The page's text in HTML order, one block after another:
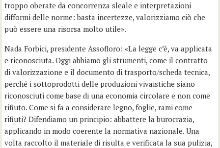
troppo oberate da concorrenza sleale e interpretazioni
difformi delle norme: basta incertezze, valorizziamo ciò che
può essere una risorsa molto utile».
Nada Forbici, presidente Assofloro: «La legge c’è, va applicata
e riconosciuta. Oggi abbiamo gli strumenti, come il contratto
di valorizzazione e il documento di trasporto/scheda tecnica,
perché i sottoprodotti delle produzioni vivaistiche siano
riconosciuti come base di una economia circolare e non come
rifiuto. Come si fa a considerare legno, foglie, rami come
rifiuti? Difendiamo un principio: abbattere la burocrazia,
applicando in modo coerente la normativa nazionale. Una
volta raccolto il materiale di risulta e verificata la sua pulizia,